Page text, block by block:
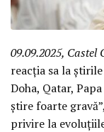
09.09.2025,
reacția sa la
Doha, Qatar,
știre foarte
privire la